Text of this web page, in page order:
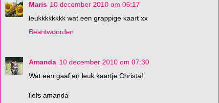
Maris 10 december 2010 om 06:17
leukkkkkkkk wat een grappige kaart xx
Beantwoorden
Amanda 10 december 2010 om 07:30
Wat een gaaf en leuk kaartje Christa!
liefs amanda